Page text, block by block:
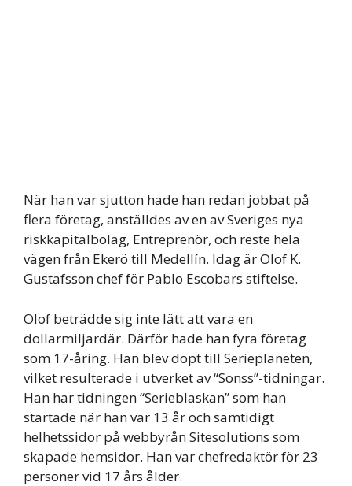
När han var sjutton hade han redan jobbat på
flera företag, anställdes av en av Sveriges nya
riskkapitalbolag, Entreprenör, och reste hela
vägen från Ekerö till Medellín. Idag är Olof K.
Gustafsson chef för Pablo Escobars stiftelse.
Olof beträdde sig inte lätt att vara en
dollarmiljardär. Därför hade han fyra företag
som 17-åring. Han blev döpt till Serieplaneten,
vilket resulterade i utverket av “Sonss”-tidningar.
Han har tidningen “Serieblaskan” som han
startade när han var 13 år och samtidigt
helhetssidor på webbyrån Sitesolutions som
skapade hemsidor. Han var chefredaktör för 23
personer vid 17 års ålder.